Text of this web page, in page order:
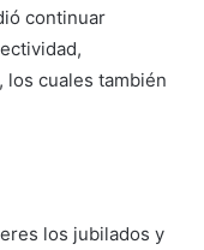
continuar
los cuales también
los jubilados y